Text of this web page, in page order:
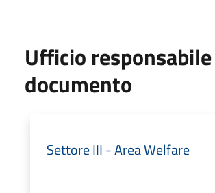
Ufficio
documento
Settore III - Area Welfare